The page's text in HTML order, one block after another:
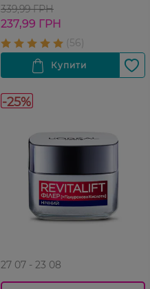
339,99 ГРН
237,99 ГРН
-25%
27 07 - 23 08